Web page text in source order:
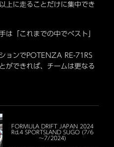
上に走ることだけに集中でき
は「これまでの中でベスト」
ョンでPOTENZA RE-71RS
ができれば、チームは更なる
FORMULA DRIFT JAPAN 2024
Rd.4 SPORTSLAND SUGO (7/6
～7/2024)